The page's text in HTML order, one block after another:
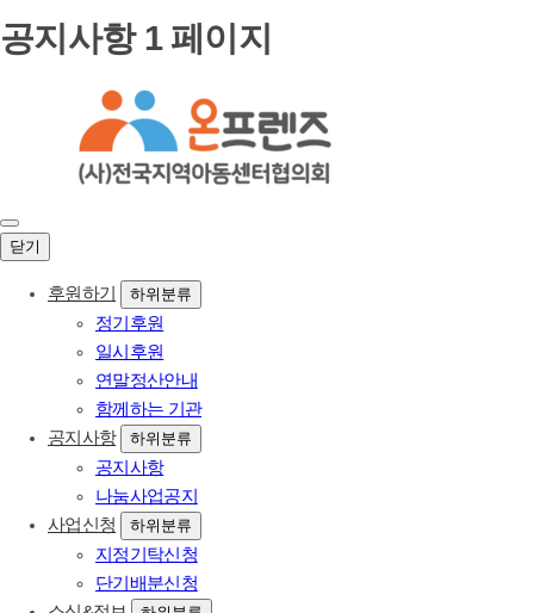
공지사항 1 페이지
닫기
후원하기 하위분류
정기후원
일시후원
연말정산안내
함께하는 기관
공지사항
하위분류
공지사항
나눔사업공지
사업신청
하위분류
지정기탁신청
단기배분신청